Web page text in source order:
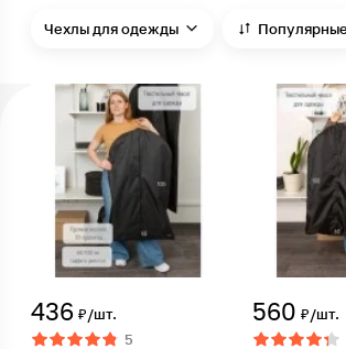
Чехлы для одежды Популярные
436 ₽/шт.
5
560 ₽/шт.